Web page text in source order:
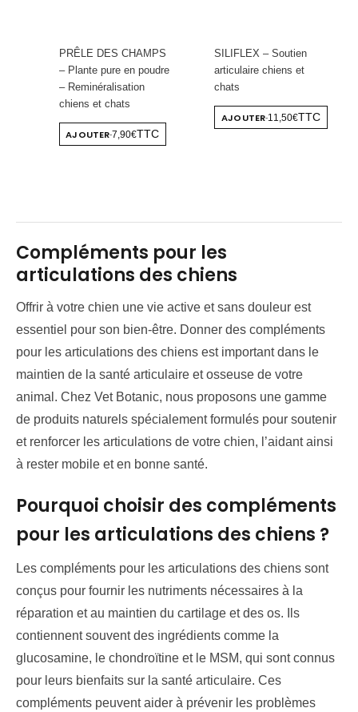
PRÊLE DES CHAMPS
– Plante pure en poudre
– Reminéralisation
chiens et chats
AJOUTER-7,90€TTC
SILIFLEX – Soutien
articulaire chiens et
chats
AJOUTER-11,50€TTC
Compléments pour les
articulations des chiens
Offrir à votre chien une vie active et sans douleur est
essentiel pour son bien-être. Donner des compléments
pour les articulations des chiens est important dans le
maintien de la santé articulaire et osseuse de votre
animal. Chez Vet Botanic, nous proposons une gamme
de produits naturels spécialement formulés pour soutenir
et renforcer les articulations de votre chien, l’aidant ainsi
à rester mobile et en bonne santé.
Pourquoi choisir des compléments
pour les articulations des chiens ?
Les compléments pour les articulations des chiens sont
conçus pour fournir les nutriments nécessaires à la
réparation et au maintien du cartilage et des os. Ils
contiennent souvent des ingrédients comme la
glucosamine, le chondroïtine et le MSM, qui sont connus
pour leurs bienfaits sur la santé articulaire. Ces
compléments peuvent aider à prévenir les problèmes